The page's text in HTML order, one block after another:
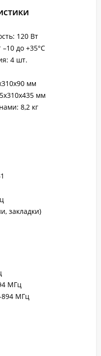
120 Вт
до +35°C
4 шт.
мм
мм
8,2 кг
закладки)
МГц
894 МГц